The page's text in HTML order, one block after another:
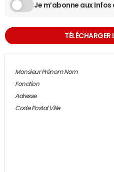
Je m’abonne aux
TÉLÉCHARGER
Monsieur Prénom Nom
Fonction
Adresse
Code Postal Ville